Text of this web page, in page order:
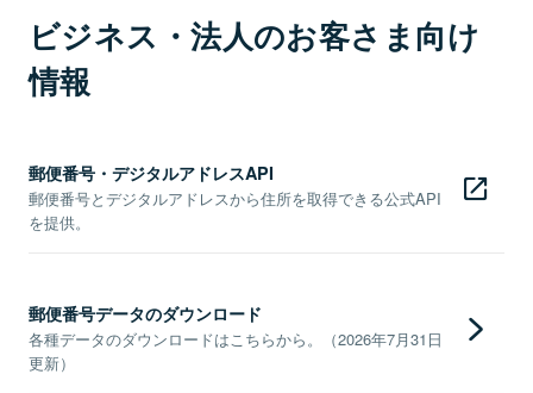
ビジネス・法人のお客さま向け
情報
郵便番号・デジタルアドレスAPI
郵便番号とデジタルアドレスから住所を取得できる公式API
を提供。
郵便番号データのダウンロード
各種データのダウンロードはこちらから。（2026年7月31日
更新）